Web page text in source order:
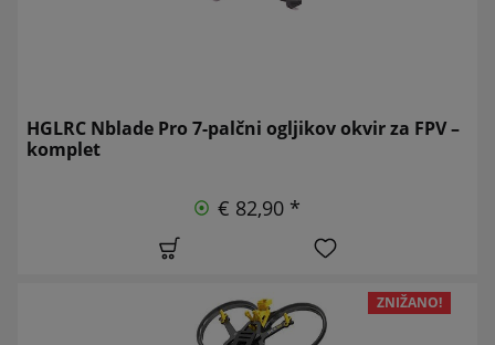
HGLRC Nblade Pro 7-palčni ogljikov okvir za FPV –
komplet
€ 82,90 *
ZNIŽANO!